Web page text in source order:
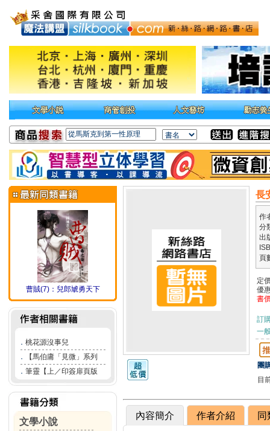
曹賊(7)：兒郎虓勇天下
． 桃花源沒事兒
．
【馬伯庸「見微」系列
． 筆靈【上／印簽扉頁版
文學小說
長
作
分
出
頁
定
優
書
訂
一
團
目
內容簡介 作者介紹 同